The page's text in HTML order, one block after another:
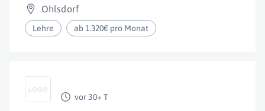
Ohlsdorf
Lehre ab 1.320€ pro Monat
vor 30+ T